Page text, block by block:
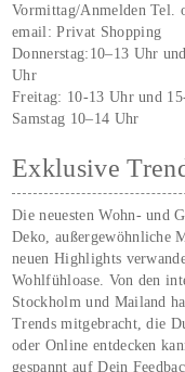
Vormittag/Anmelden Tel.
email:Privat Shopping
Donnerstag:10–13 Uhr
Uhr
Freitag: 10-13 Uhr und
Samstag 10–14 Uhr
Exklusive
Die neuesten Wohn- und
Deko, außergewöhnliche
neuen Highlights
Wohlfühloase. Von den
Stockholm und Mailand
Trends mitgebracht, die
oder Online entdecken
gespannt auf Dein